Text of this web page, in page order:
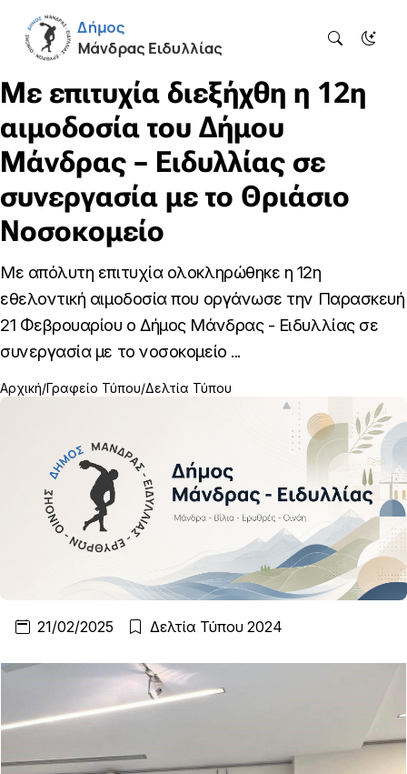
Με επιτυχία διεξήχθη η 12η
αιμοδοσία του Δήμου
Μάνδρας – Ειδυλλίας σε
συνεργασία με το Θριάσιο
Νοσοκομείο
Mε απόλυτη επιτυχία ολοκληρώθηκε η 12η
εθελοντική αιμοδοσία που οργάνωσε την Παρασκευή
21 Φεβρουαρίου ο Δήμος Μάνδρας - Ειδυλλίας σε
συνεργασία με το νοσοκομείο ...
Αρχική Γραφείο Τύπου Δελτία Τύπου
21/02/2025 Δελτία Τύπου 2024